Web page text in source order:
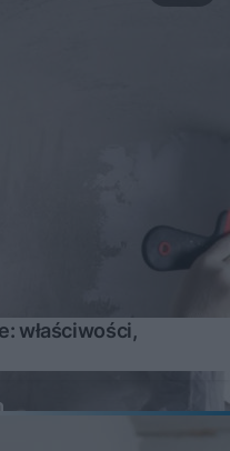
właściwości,